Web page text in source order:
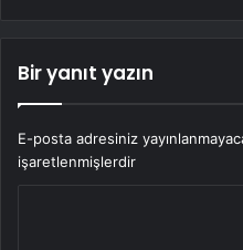
Bir yanıt yazın
E-posta adresiniz
işaretlenmişlerdir